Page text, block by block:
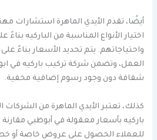
أيضًا، تقدم الأيدي الماهرة استشارات
اختيار الأنواع المناسبة من الباركيه بناءً
واحتياجاتهم. يتم تحديد الأسعار بناءً
العمل، وتضمن شركة تركيب باركيه في
شفافة دون وجود رسوم إضافية مخفية.
كذلك، تعتبر الأيدي الماهرة من
باركيه بأسعار معقولة في أبوظبي
للعملاء الحصول على عروض خاصة أو